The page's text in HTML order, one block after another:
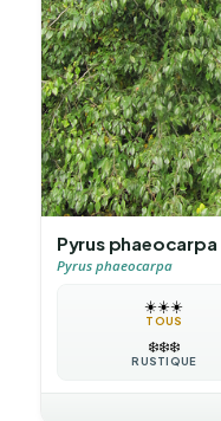
Pyrus phaeocarpa
Pyrus phaeocarpa
☀️☀️☀️
TOUS
❄️❄️❄️
RUSTIQUE